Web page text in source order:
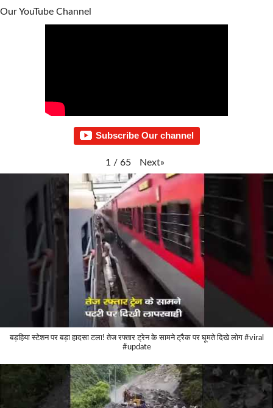
Our YouTube Channel
Subscribe Our channel
1 / 65 Next»
बड़हिया स्टेशन पर बड़ा हादसा टला! तेज रफ्तार ट्रेन के सामने ट्रैक पर घूमते दिखे लोग #viral
#update